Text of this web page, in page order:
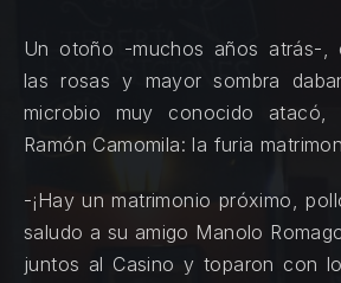
Un otoño -muchos años atrás-,
las rosas y mayor sombra
microbio muy conocido
Ramón Camomila: la furia
-¡Hay un matrimonio próximo,
saludo a su amigo Manolo
juntos al Casino y toparon con